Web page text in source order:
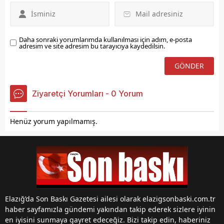
vurgu yaparak, eğitim
geleceği için...
Daha sonraki yorumlarımda kullanılması için adım, e-posta
adresim ve site adresim bu tarayıcıya kaydedilsin.
Ziyaretçi Yorumları - 0 Yorum
Henüz yorum yapılmamış.
Elazığ’da Son Baskı Gazetesi ailesi olarak elazigsonbaski.com.tr
haber sayfamızla gündemi yakından takip ederek sizlere iyinin
en iyisini sunmaya gayret edeceğiz. Bizi takip edin, haberiniz